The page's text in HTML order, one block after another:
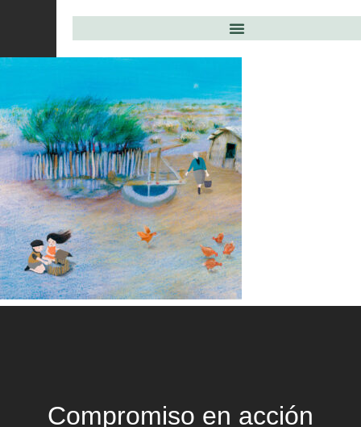
Compromiso en acción